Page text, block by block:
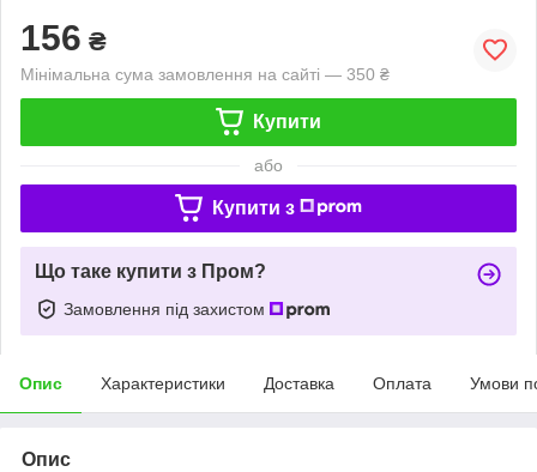
156 ₴
Мінімальна сума замовлення на сайті — 350 ₴
Купити
або
Купити з
Що таке купити з Пром?
Замовлення під захистом
Опис Характеристики Доставка Оплата Умови
Опис